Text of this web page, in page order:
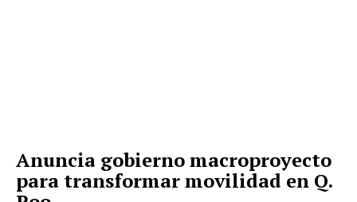
Empresa
Nosotros
Anuncia gobierno macroproyecto
para transformar movilidad en Q.